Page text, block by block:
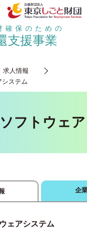
確保のための
支援事業
求人情報
システム
フトウェ
企
ェアシステム